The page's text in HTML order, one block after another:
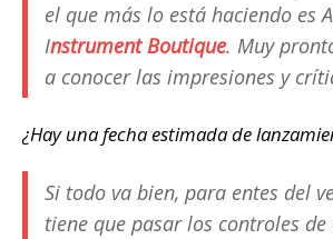
el que más lo está haciendo es
Instrument Boutique. Muy
a conocer las impresiones y
¿Hay una fecha estimada de
Si todo va bien, para entes del
tiene que pasar los controles